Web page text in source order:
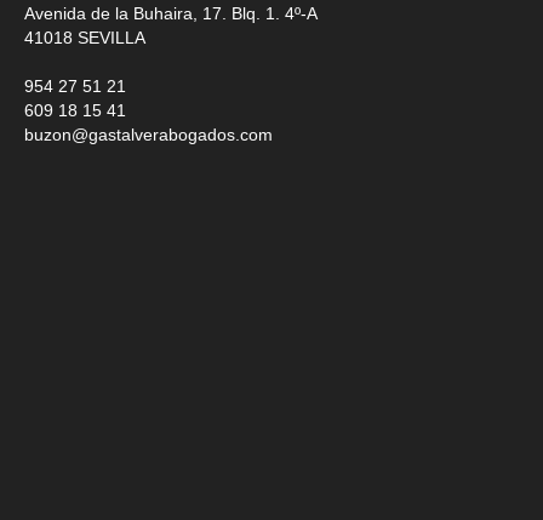
Avenida de la Buhaira, 17. Blq. 1. 4º-A
41018 SEVILLA
954 27 51 21
609 18 15 41
buzon@gastalverabogados.com